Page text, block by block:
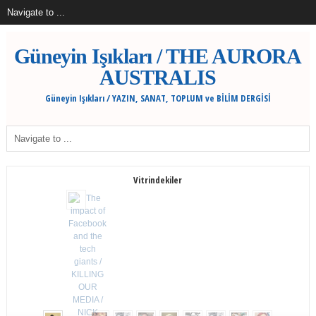
Güneyin Işıkları / THE AURORA
AUSTRALIS
Güneyin Işıkları / YAZIN, SANAT, TOPLUM ve BİLİM DERGİSİ
Vitrindekiler